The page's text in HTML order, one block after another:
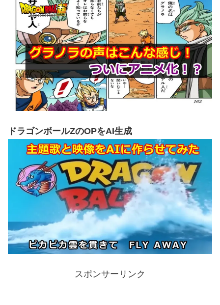
ドラゴンボールZのOPをAI生成
スポンサーリンク